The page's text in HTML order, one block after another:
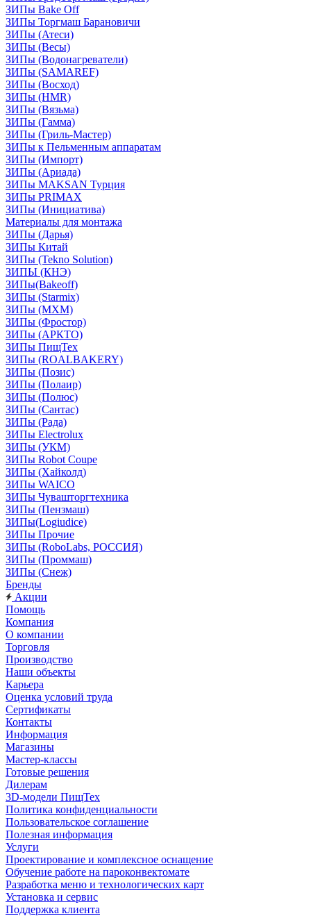
ЗИПы Bake Off
ЗИПы Торгмаш Барановичи
ЗИПы (Атеси)
ЗИПы (Весы)
ЗИПы (Водонагреватели)
ЗИПы (SAMAREF)
ЗИПы (Восход)
ЗИПы (HMR)
ЗИПы (Вязьма)
ЗИПы (Гамма)
ЗИПы (Гриль-Мастер)
ЗИПы к Пельменным аппаратам
ЗИПы (Импорт)
ЗИПы (Ариада)
ЗИПы MAKSAN Турция
ЗИПы PRIMAX
ЗИПы (Инициатива)
Материалы для монтажа
ЗИПы (Дарья)
ЗИПы Китай
ЗИПы (Tekno Solution)
ЗИПЫ (КНЭ)
ЗИПы(Bakeoff)
ЗИПы (Starmix)
ЗИПы (МХМ)
ЗИПы (Фростор)
ЗИПы (АРКТО)
ЗИПы ПищТех
ЗИПы (ROALBAKERY)
ЗИПы (Позис)
ЗИПы (Полаир)
ЗИПы (Полюс)
ЗИПы (Сантас)
ЗИПы (Рада)
ЗИПы Electrolux
ЗИПы (УКМ)
ЗИПы Robot Coupe
ЗИПы (Хайколд)
ЗИПы WAICO
ЗИПы Чувашторгтехника
ЗИПы (Пензмаш)
ЗИПы(Logiudice)
ЗИПы Прочие
ЗИПы (RoboLabs, РОССИЯ)
ЗИПы (Проммаш)
ЗИПы (Снеж)
Бренды
Акции
Помощь
Компания
О компании
Торговля
Производство
Наши объекты
Карьера
Оценка условий труда
Сертификаты
Контакты
Информация
Магазины
Мастер-классы
Готовые решения
Дилерам
3D-модели ПищТех
Политика конфиденциальности
Пользовательское соглашение
Полезная информация
Услуги
Проектирование и комплексное оснащение
Обучение работе на пароконвектомате
Разработка меню и технологических карт
Установка и сервис
Поддержка клиента